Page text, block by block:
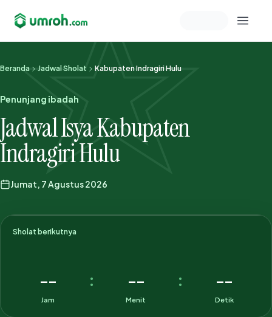
Memeriksa sesi akun
Beranda Jadwal Sholat Kabupaten Indragiri Hulu
Penunjang ibadah
Jadwal Isya Kabupaten
Indragiri Hulu
Jumat, 7 Agustus 2026
Sholat berikutnya
--
Jam
: --
Menit
: --
Detik